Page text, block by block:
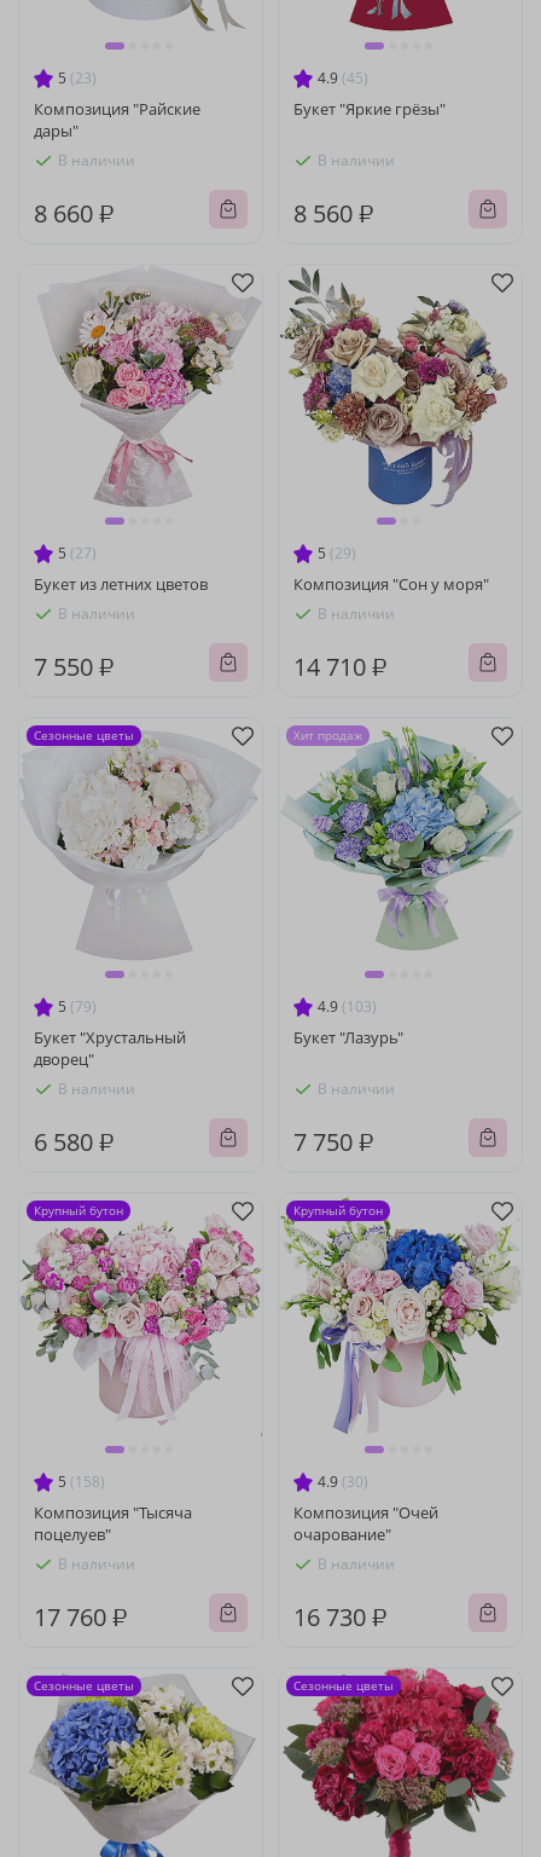
5 (23)
Композиция "Райские
дары"
В наличии
8 660 ₽
4.9 (45)
Букет "Яркие грёзы"
В наличии
8 560 ₽
5 (27)
Букет из летних цветов
В наличии
7 550 ₽
5 (29)
Композиция "Сон у моря"
В наличии
14 710 ₽
5 (79)
Букет "Хрустальный
дворец"
В наличии
6 580 ₽
Сезонные цветы
4.9 (103)
Букет "Лазурь"
В наличии
7 750 ₽
Хит продаж
5 (158)
Композиция "Тысяча
поцелуев"
В наличии
17 760 ₽
Крупный бутон
4.9 (30)
Композиция "Очей
очарование"
В наличии
16 730 ₽
Крупный бутон
Сезонные цветы Сезонные цветы